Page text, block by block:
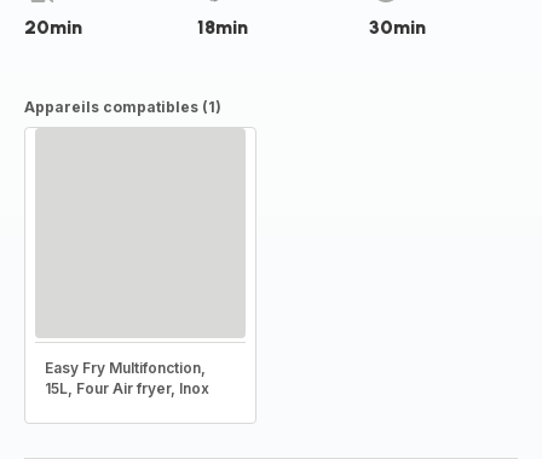
20min 18min 30min
Appareils compatibles (1)
Easy Fry Multifonction,
15L, Four Air fryer, Inox